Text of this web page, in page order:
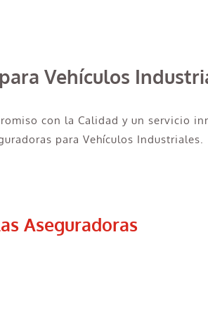
Vehículos
con la Calidad y un servicio
para Vehículos Industriales.
Aseguradoras